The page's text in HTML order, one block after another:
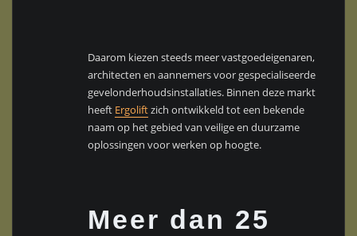
Daarom kiezen steeds meer vastgoedeigenaren,
architecten en aannemers voor gespecialiseerde
gevelonderhoudsinstallaties. Binnen deze markt
heeft Ergoliftzich ontwikkeld tot een bekende
naam op het gebied van veilige en duurzame
oplossingen voor werken op hoogte.
Meer dan 25